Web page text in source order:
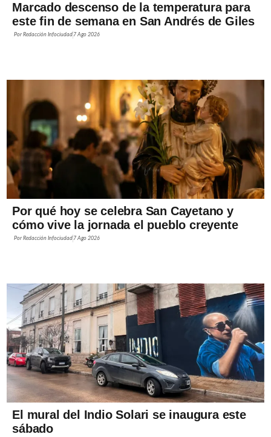
Marcado descenso de la temperatura para
este fin de semana en San Andrés de Giles
PorRedacción Infociudad 7 Ago 2026
Por qué hoy se celebra San Cayetano y
cómo vive la jornada el pueblo creyente
PorRedacción Infociudad 7 Ago 2026
El mural del Indio Solari se inaugura este
sábado